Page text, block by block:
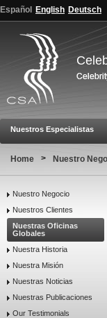
Español English Deutsch
Nuestros Especialistas
Home > Nuestro
Nuestro Negocio
Nuestros Clientes
Nuestras Oficinas
Globales
Nuestra Historia
Nuestra Misión
Nuestras Noticias
Nuestras Publicaciones
Our Testimonials